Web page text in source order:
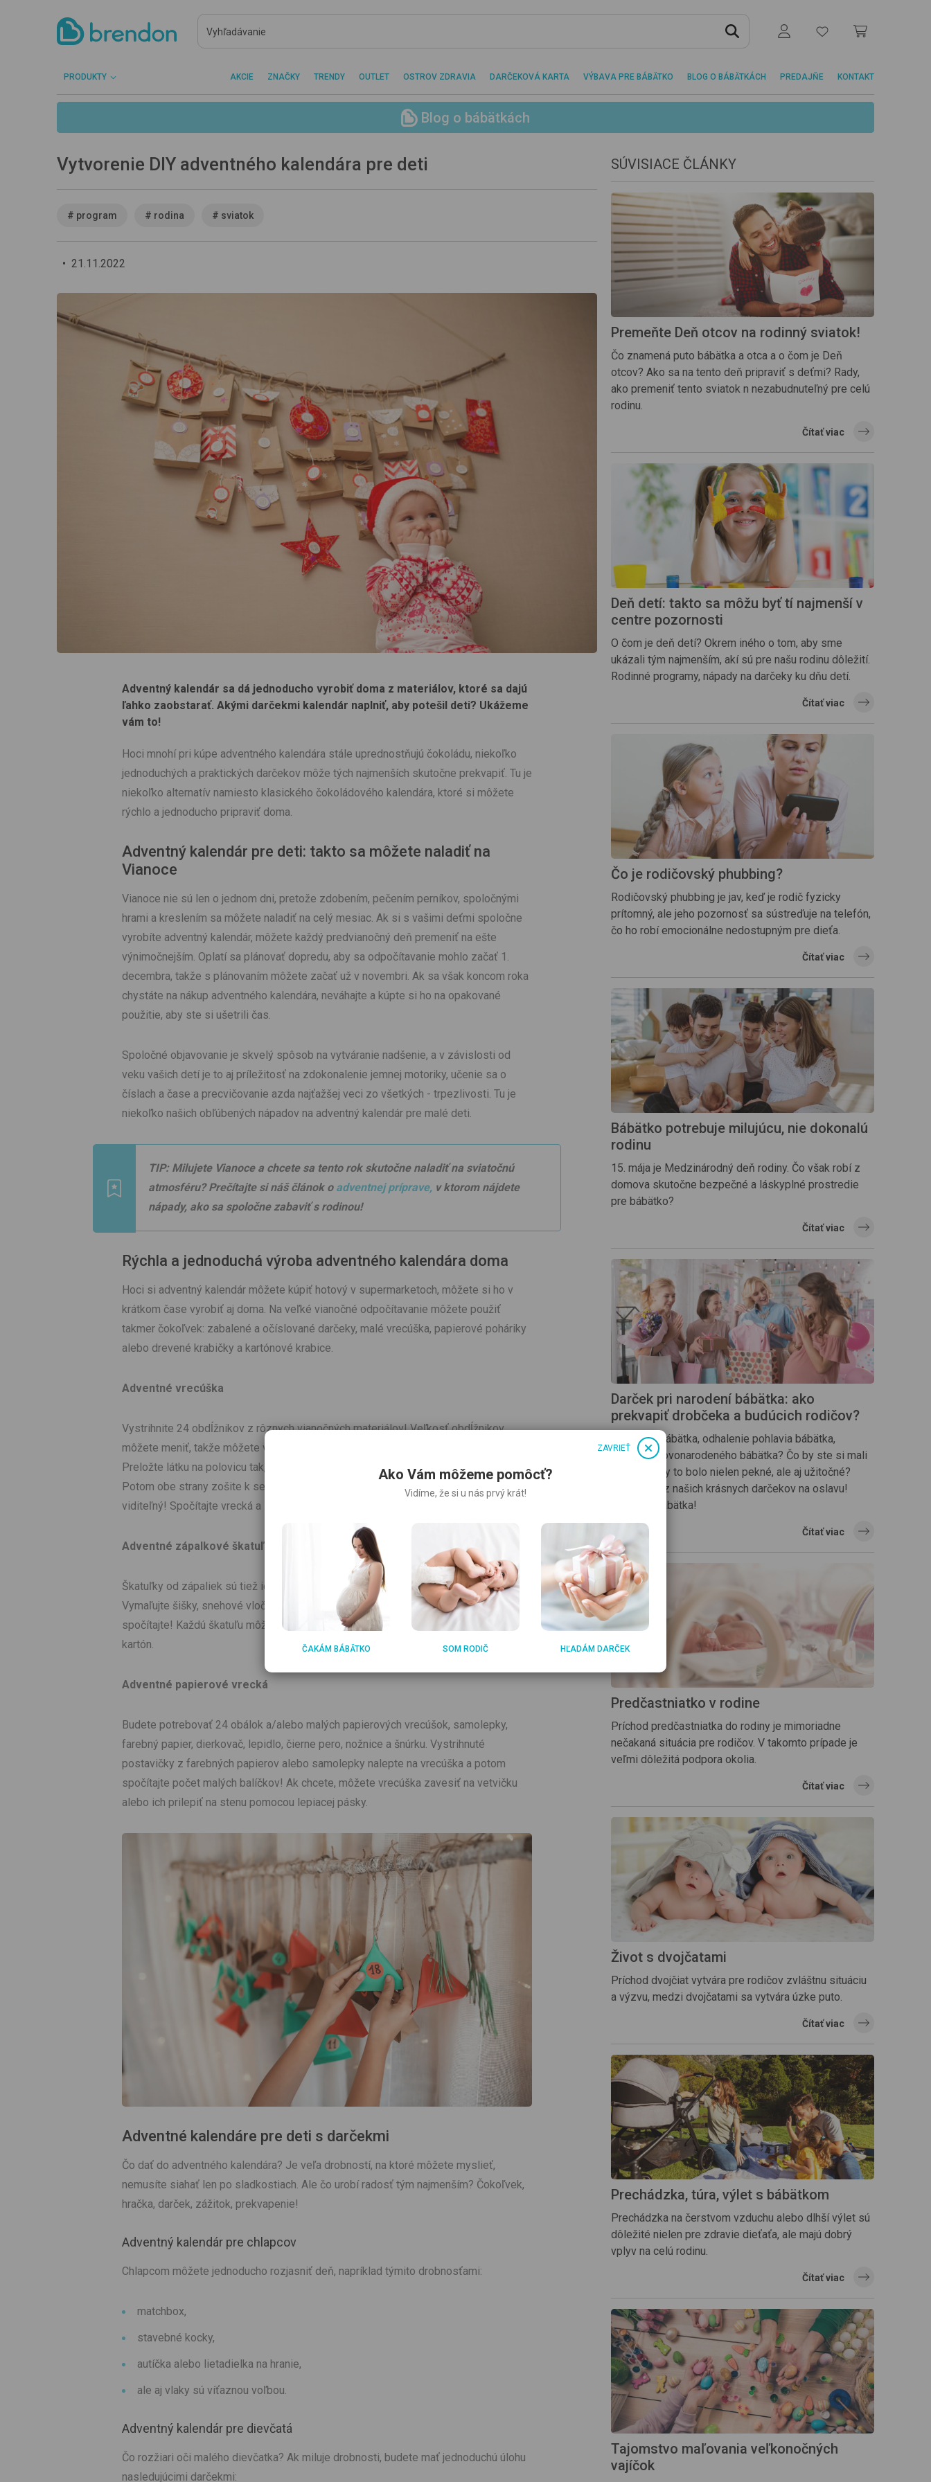
PRODUKTY AKCIE ZNAČKY TRENDY OUTLET OSTROV ZDRAVIA DARČEKOVÁ KARTA VÝBAVA PRE BÁBÄTKO BLOG O BÁBÄTKÁCH PREDAJŇE KONTAKT
Blog o bábätkách
Vytvorenie DIY adventného kalendára pre deti
# program # rodina # sviatok
• 21.11.2022
Adventný kalendár sa dá jednoducho vyrobiť doma z materiálov, ktoré sa dajú
ľahko zaobstarať. Akými darčekmi kalendár naplniť, aby potešil deti? Ukážeme
vám to!
Hoci mnohí pri kúpe adventného kalendára stále uprednostňujú čokoládu, niekoľko
jednoduchých a praktických darčekov môže tých najmenších skutočne prekvapiť. Tu je
niekoľko alternatív namiesto klasického čokoládového kalendára, ktoré si môžete
rýchlo a jednoducho pripraviť doma.
Adventný kalendár pre deti: takto sa môžete naladiť na
Vianoce
Vianoce nie sú len o jednom dni, pretože zdobením, pečením perníkov, spoločnými
hrami a kreslením sa môžete naladiť na celý mesiac. Ak si s vašimi deťmi spoločne
vyrobíte adventný kalendár, môžete každý predvianočný deň premeniť na ešte
výnimočnejším. Oplatí sa plánovať dopredu, aby sa odpočítavanie mohlo začať 1.
decembra, takže s plánovaním môžete začať už v novembri. Ak sa však koncom roka
chystáte na nákup adventného kalendára, neváhajte a kúpte si ho na opakované
použitie, aby ste si ušetrili čas.
Spoločné objavovanie je skvelý spôsob na vytváranie nadšenie, a v závislosti od
veku vašich detí je to aj príležitosť na zdokonalenie jemnej motoriky, učenie sa o
číslach a čase a precvičovanie azda najťažšej veci zo všetkých - trpezlivosti. Tu je
niekoľko našich obľúbených nápadov na adventný kalendár pre malé deti.
TIP: Milujete Vianoce a chcete sa tento rok skutočne naladiť na sviatočnú
atmosféru? Prečítajte si náš článok o adventnej príprave, v ktorom nájdete
nápady, ako sa spoločne zabaviť s rodinou!
Rýchla a jednoduchá výroba adventného kalendára doma
Hoci si adventný kalendár môžete kúpiť hotový v supermarketoch, môžete si ho v
krátkom čase vyrobiť aj doma. Na veľké vianočné odpočítavanie môžete použiť
takmer čokoľvek: zabalené a očíslované darčeky, malé vrecúška, papierové poháriky
alebo drevené krabičky a kartónové krabice.
Adventné vrecúška
Vystrihnite 24 obdĺžnikov z rôznych vianočných materiálov! Veľkosť obdĺžnikov
môžete meniť, takže môžete vytvoriť rôzne veľké vrecká na rôzne veľké darčeky.
Preložte látku na polovicu tak, aby nepotlačená strana bola na vonkajšej strane.
Potom obe strany zošite k sebe a potom látku otočte naruby, aby steh už nebol
viditeľný! Spočítajte vrecká a zaviažte na ne peknú mašľu!
Adventné zápalkové škatuľky
Škatuľky od zápaliek sú tiež ideálne na ukladanie malých prekvapení pred Vianocami.
Vymaľujte šišky, snehové vločky alebo na ne nalepte vianočný papier a potom ich
spočítajte! Každú škatuľu môžete potom úhľadne rozložiť na podnos alebo prilepiť na
kartón.
Adventné papierové vrecká
Budete potrebovať 24 obálok a/alebo malých papierových vrecúšok, samolepky,
farebný papier, dierkovač, lepidlo, čierne pero, nožnice a šnúrku. Vystrihnuté
postavičky z farebných papierov alebo samolepky nalepte na vrecúška a potom
spočítajte počet malých balíčkov! Ak chcete, môžete vrecúška zavesiť na vetvičku
alebo ich prilepiť na stenu pomocou lepiacej pásky.
Adventné kalendáre pre deti s darčekmi
Čo dať do adventného kalendára? Je veľa drobností, na ktoré môžete myslieť,
nemusíte siahať len po sladkostiach. Ale čo urobí radosť tým najmenším? Čokoľvek,
hračka, darček, zážitok, prekvapenie!
Adventný kalendár pre chlapcov
Chlapcom môžete jednoducho rozjasniť deň, napríklad týmito drobnosťami:
matchbox,
stavebné kocky,
autíčka alebo lietadielka na hranie,
ale aj vlaky sú víťaznou voľbou.
Adventný kalendár pre dievčatá
Čo rozžiari oči malého dievčatka? Ak miluje drobnosti, budete mať jednoduchú úlohu
nasledujúcimi darčekmi:
SÚVISIACE ČLÁNKY
Premeňte Deň otcov na rodinný sviatok!
Čo znamená puto bábätka a otca a o čom je Deň
otcov? Ako sa na tento deň pripraviť s deťmi? Rady,
ako premeniť tento sviatok n nezabudnuteľný pre celú
rodinu.
Čítať viac
Deň detí: takto sa môžu byť tí najmenší v
centre pozornosti
O čom je deň detí? Okrem iného o tom, aby sme
ukázali tým najmenším, akí sú pre našu rodinu dôležití.
Rodinné programy, nápady na darčeky ku dňu detí.
Čítať viac
Čo je rodičovský phubbing?
Rodičovský phubbing je jav, keď je rodič fyzicky
prítomný, ale jeho pozornosť sa sústreďuje na telefón,
čo ho robí emocionálne nedostupným pre dieťa.
Čítať viac
Bábätko potrebuje milujúcu, nie dokonalú
rodinu
15. mája je Medzinárodný deň rodiny. Čo však robí z
domova skutočne bezpečné a láskyplné prostredie
pre bábätko?
Čítať viac
Darček pri narodení bábätka: ako
prekvapiť drobčeka a budúcich rodičov?
Privítanie bábätka, odhalenie pohlavia bábätka,
návšteva novonarodeného bábätka? Čo by ste si mali
priniesť, aby to bolo nielen pekné, ale aj užitočné?
Vyberte si z našich krásnych darčekov na oslavu!
príchodu bábätka!
Čítať viac
Predčastniatko v rodine
Príchod predčastniatka do rodiny je mimoriadne
nečakaná situácia pre rodičov. V takomto prípade je
veľmi dôležitá podpora okolia.
Čítať viac
Život s dvojčatami
Príchod dvojčiat vytvára pre rodičov zvláštnu situáciu
a výzvu, medzi dvojčatami sa vytvára úzke puto.
Čítať viac
Prechádzka, túra, výlet s bábätkom
Prechádzka na čerstvom vzduchu alebo dlhší výlet sú
dôležité nielen pre zdravie dieťaťa, ale majú dobrý
vplyv na celú rodinu.
Čítať viac
Tajomstvo maľovania veľkonočných
vajíčok
Ako Vám môžeme pomôcť?
Vidíme, že si u nás prvý krát!
ČAKÁM BÁBÄTKO SOM RODIČ HĽADÁM DARČEK
ZAVRIEŤ